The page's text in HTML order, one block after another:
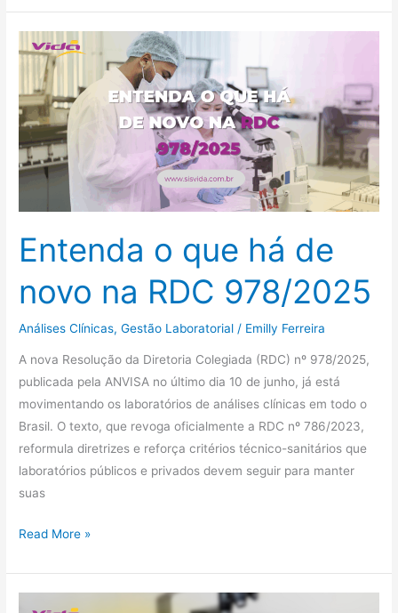
Entenda o que há de
novo na RDC 978/2025
Análises Clínicas,Gestão Laboratorial / Emilly Ferreira
A nova Resolução da Diretoria Colegiada (RDC) nº 978/2025,
publicada pela ANVISA no último dia 10 de junho, já está
movimentando os laboratórios de análises clínicas em todo o
Brasil. O texto, que revoga oficialmente a RDC nº 786/2023,
reformula diretrizes e reforça critérios técnico-sanitários que
laboratórios públicos e privados devem seguir para manter
suas
Entenda
que
há
de
novo
na
Read More »